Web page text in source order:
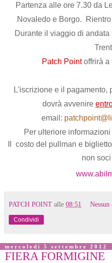
Partenza alle ore 7.30 da
Novaledo e Borgo.
Durante il viaggio di andata
Patch Point offrirà a
L'iscrizione e il pagamento,
dovrà avvenire
email:
Per ulteriore
Il costo del pullman e
non
PATCH POINT alle 08:51
Condividi
mercoledì 5 settembre 2012
FIERA FORMIGINE